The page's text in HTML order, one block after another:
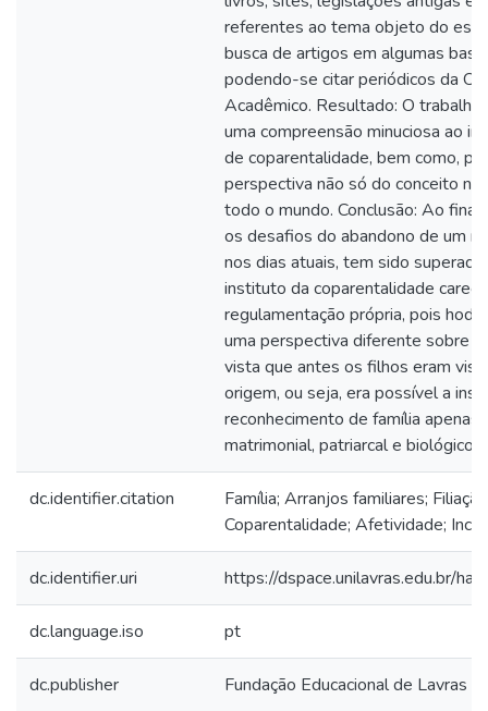
referentes ao tema objeto do
busca de artigos em algumas
podendo-se citar periódicos da
Acadêmico. Resultado: O trabalho
uma compreensão minuciosa ao
de coparentalidade, bem como,
perspectiva não só do conceito no
todo o mundo. Conclusão: Ao
os desafios do abandono de um
nos dias atuais, tem sido
instituto da coparentalidade
regulamentação própria, pois
uma perspectiva diferente sobre
vista que antes os filhos eram
origem, ou seja, era possível a
reconhecimento de família apenas
matrimonial, patriarcal e biológico.
dc.identifier.citation
Família; Arranjos familiares;
Coparentalidade; Afetividade;
dc.identifier.uri https://dspace.unilavras.edu.br/
dc.language.iso pt
dc.publisher Fundação Educacional de Lavras